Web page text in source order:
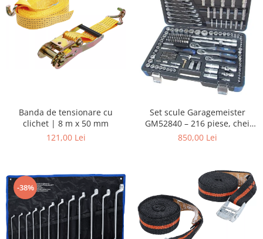
Banda de tensionare cu
clichet | 8 m x 50 mm
121,00 Lei
Set scule Garagemeister
GM52840 – 216 piese, chei
tubulare 1/4”, 3/8”, 1/2”, biți,
850,00 Lei
-38%